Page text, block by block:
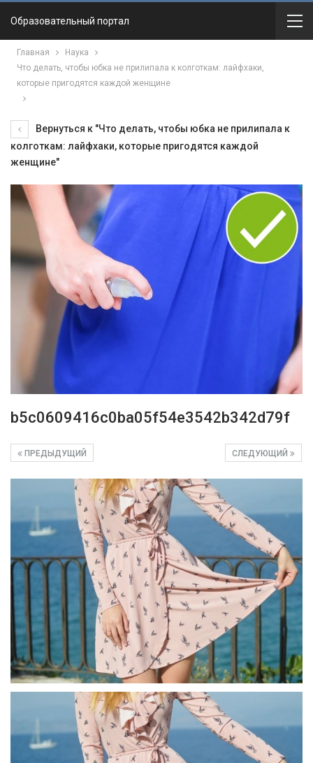
Образовательный портал
Главная
Наука
Что делать, чтобы юбка не прилипала к колготкам: лайфхаки,
которые пригодятся каждой женщине
Вернуться к "Что делать, чтобы юбка не прилипала к
колготкам: лайфхаки, которые пригодятся каждой
женщине"
b5c0609416c0ba05f54e3542b342d79f
СЛЕДУЮЩИЙ
ПРЕДЫДУЩИЙ